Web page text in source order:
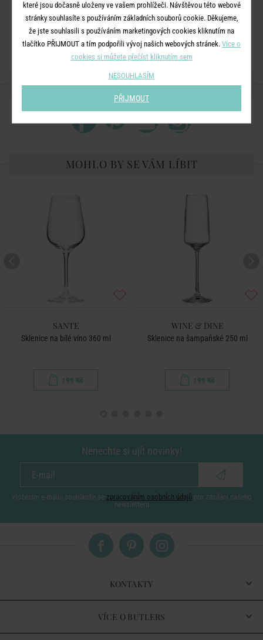
Barva: čirá
Rozměry:
D 9 x Ś 9 x V 23 cm, objem 480 ml
Materiál:sklo
SDÍLEJTE S PŘÁTELI
MOHLO BY SE VÁM LÍBIT
SANTE
Sklenice na bílé víno 360 ml
199 Kč
WINE & DINE
Sklenice na šampaňské 250 ml
199 Kč
Nenechte si ujít novinky!
vložením e-mailu souhlasíte se zpracováním osobních údajů pro zasílání našeho
newsletteru
KONTAKTY
VÍCE O BUTLERS
které jsou dočasně uloženy ve vašem prohlížeči. Návštěvou této webové
stránky souhlasíte s používáním základních souborů cookie. Děkujeme,
že jste souhlasili s používáním marketingových cookies kliknutím na
tlačítko PŘIJMOUT a tím podpořili vývoj našich webových stránek. Více o
cookies si můžete přečíst kliknutím sem
NESOUHLASÍM
PŘIJMOUT